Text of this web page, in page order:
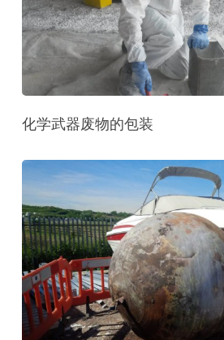
化学武器废物的包装